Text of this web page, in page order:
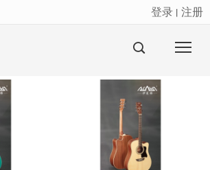
很遗憾，因您的浏览器版本过低导致无法获得最佳浏览体验，推荐下载安装谷歌浏览器！
登录 丨 注册